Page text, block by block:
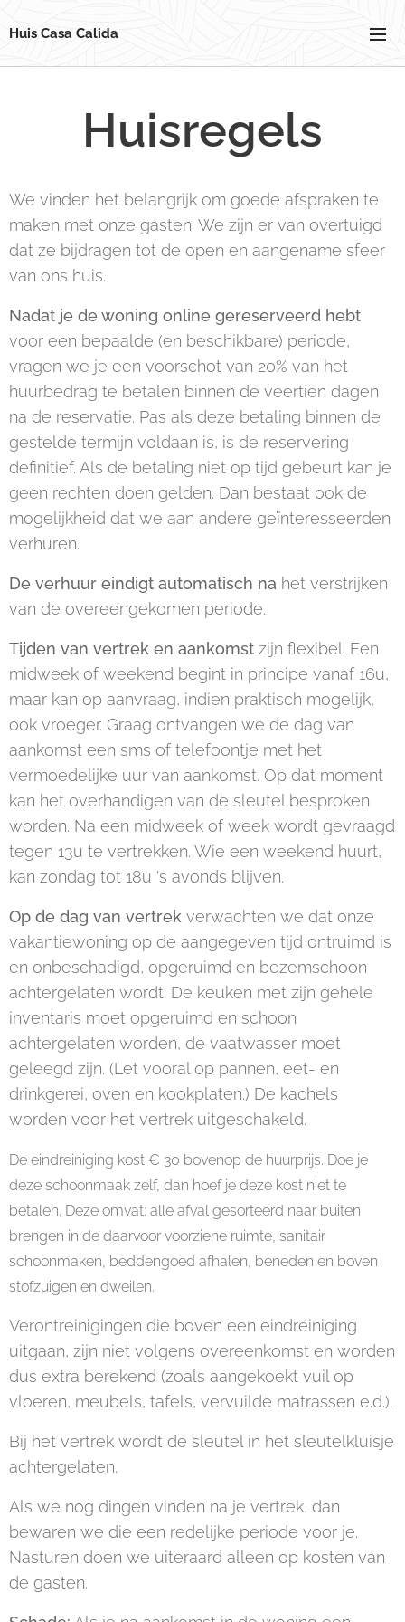
Huis Casa Calida
Huisregels
We vinden het belangrijk om goede afspraken te
maken met onze gasten. We zijn er van overtuigd
dat ze bijdragen tot de open en aangename sfeer
van ons huis.
Nadat je de woning online gereserveerd hebt
voor een bepaalde (en beschikbare) periode,
vragen we je een voorschot van 20% van het
huurbedrag te betalen binnen de veertien dagen
na de reservatie. Pas als deze betaling binnen de
gestelde termijn voldaan is, is de reservering
definitief. Als de betaling niet op tijd gebeurt kan je
geen rechten doen gelden. Dan bestaat ook de
mogelijkheid dat we aan andere geïnteresseerden
verhuren.
De verhuur eindigt automatisch na het verstrijken
van de overeengekomen periode.
Tijden van vertrek en aankomst zijn flexibel. Een
midweek of weekend begint in principe vanaf 16u,
maar kan op aanvraag, indien praktisch mogelijk,
ook vroeger. Graag ontvangen we de dag van
aankomst een sms of telefoontje met het
vermoedelijke uur van aankomst. Op dat moment
kan het overhandigen van de sleutel besproken
worden. Na een midweek of week wordt gevraagd
tegen 13u te vertrekken. Wie een weekend huurt,
kan zondag tot 18u 's avonds blijven.
Op de dag van vertrek verwachten we dat onze
vakantiewoning op de aangegeven tijd ontruimd is
en onbeschadigd, opgeruimd en bezemschoon
achtergelaten wordt. De keuken met zijn gehele
inventaris moet opgeruimd en schoon
achtergelaten worden, de vaatwasser moet
geleegd zijn. (Let vooral op pannen, eet- en
drinkgerei, oven en kookplaten.) De kachels
worden voor het vertrek uitgeschakeld.
De eindreiniging kost € 30 bovenop de huurprijs. Doe je
deze schoonmaak zelf, dan hoef je deze kost niet te
betalen. Deze omvat: alle afval gesorteerd naar buiten
brengen in de daarvoor voorziene ruimte, sanitair
schoonmaken, beddengoed afhalen, beneden en boven
stofzuigen en dweilen.
Verontreinigingen die boven een eindreiniging
uitgaan, zijn niet volgens overeenkomst en worden
dus extra berekend (zoals aangekoekt vuil op
vloeren, meubels, tafels, vervuilde matrassen e.d.).
Bij het vertrek wordt de sleutel in het sleutelkluisje
achtergelaten.
Als we nog dingen vinden na je vertrek, dan
bewaren we die een redelijke periode voor je.
Nasturen doen we uiteraard alleen op kosten van
de gasten.